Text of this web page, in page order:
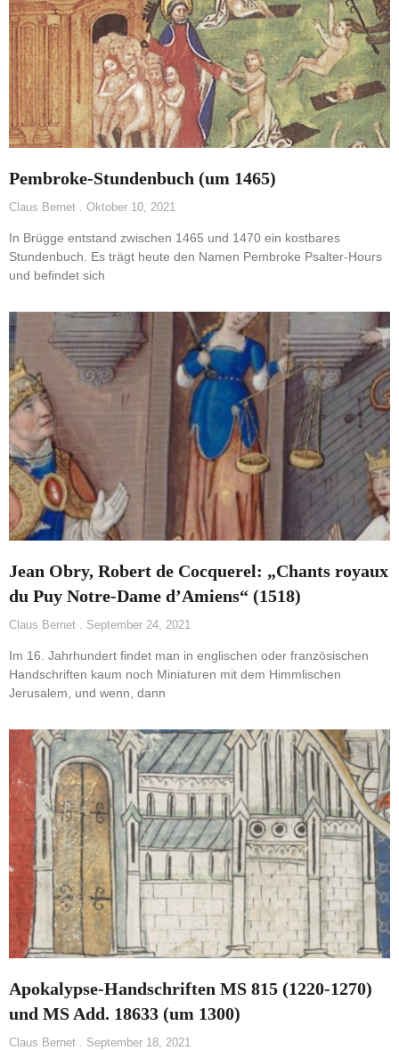
Pembroke-Stundenbuch (um 1465)
Claus Bernet Oktober 10, 2021
In Brügge entstand zwischen 1465 und 1470 ein kostbares
Stundenbuch. Es trägt heute den Namen Pembroke Psalter-Hours
und befindet sich
Jean Obry, Robert de Cocquerel: „Chants royaux
du Puy Notre-Dame d’Amiens“ (1518)
Claus Bernet September 24, 2021
Im 16. Jahrhundert findet man in englischen oder französischen
Handschriften kaum noch Miniaturen mit dem Himmlischen
Jerusalem, und wenn, dann
Apokalypse-Handschriften MS 815 (1220-1270)
und MS Add. 18633 (um 1300)
Claus Bernet September 18, 2021